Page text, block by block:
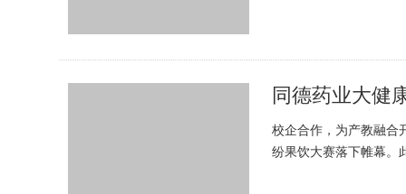
同德药业大健
校企合作，为产教融合
纷果饮大赛落下帷幕。